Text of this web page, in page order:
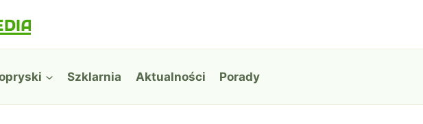
Szklarnia Aktualności Porady